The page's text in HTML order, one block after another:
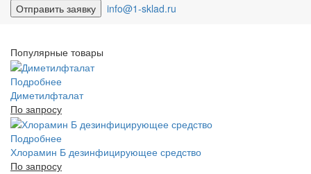
info@1-sklad.ru
Популярные товары
Подробнее
Диметилфталат
По запросу
Подробнее
Хлорамин Б дезинфицирующее средство
По запросу